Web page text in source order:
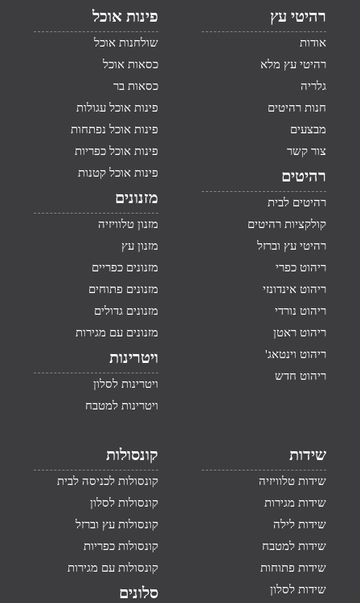
רהיטי עץ
אודות
רהיטי עץ מלא
גלריה
חנות רהיטים
מבצעים
צור קשר
רהיטים
רהיטים לבית
קולקציות רהיטים
רהיטי עץ וברזל
ריהוט כפרי
ריהוט אינדונזי
ריהוט נורדי
ריהוט ראטן
ריהוט וינטאג'
ריהוט חדש
פינות אוכל
שולחנות אוכל
כסאות אוכל
כסאות בר
פינות אוכל עגולות
פינות אוכל נפתחות
פינות אוכל כפריות
פינות אוכל קטנות
מזנונים
מזנון טלוויזיה
מזנון עץ
מזנונים כפריים
מזנונים פתוחים
מזנונים גדולים
מזנונים עם מגירות
ויטרינות
ויטרינות לסלון
ויטרינות למטבח
שידות
שידות טלוויזיה
שידות מגירות
שידות לילה
שידות למטבח
שידות פתוחות
שידות לסלון
קונסולות
קונסולות לכניסה לבית
קונסולות לסלון
קונסולות עץ וברזל
קונסולות כפריות
קונסולות עם מגירות
סלונים